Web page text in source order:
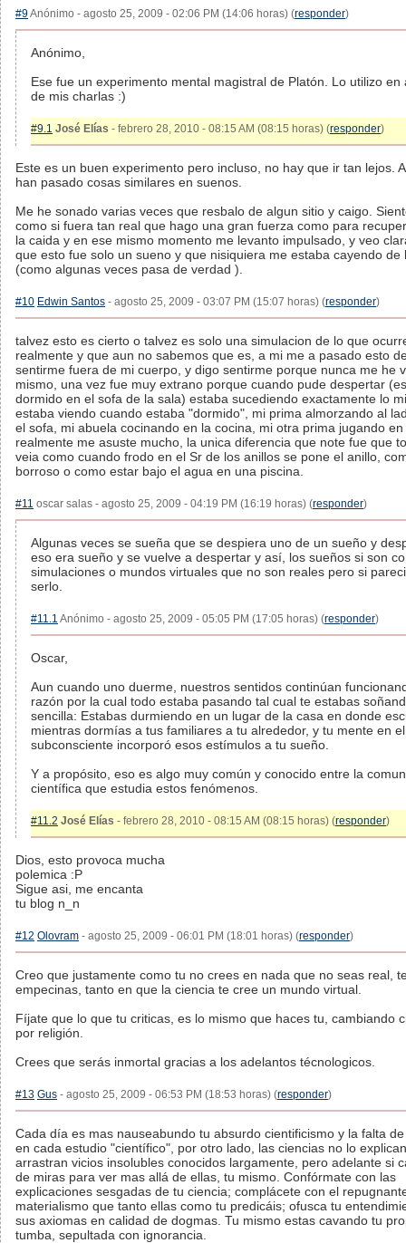
#9Anónimo - agosto 25, 2009 - 02:06 PM (14:06 horas) (responder)
Anónimo,
Ese fue un experimento mental magistral de Platón. Lo utilizo en
de mis charlas :)
#9.1 José Elías - febrero 28, 2010 - 08:15 AM (08:15 horas) (responder)
Este es un buen experimento pero incluso, no hay que ir tan lejos.
han pasado cosas similares en suenos.
Me he sonado varias veces que resbalo de algun sitio y caigo.
como si fuera tan real que hago una gran fuerza como para
la caida y en ese mismo momento me levanto impulsado, y veo
que esto fue solo un sueno y que nisiquiera me estaba cayendo de
(como algunas veces pasa de verdad ).
#10 Edwin Santos - agosto 25, 2009 - 03:07 PM (15:07 horas) (responder)
talvez esto es cierto o talvez es solo una simulacion de lo que
realmente y que aun no sabemos que es, a mi me a pasado esto
sentirme fuera de mi cuerpo, y digo sentirme porque nunca me he
mismo, una vez fue muy extrano porque cuando pude despertar
dormido en el sofa de la sala) estaba sucediendo exactamente lo
estaba viendo cuando estaba "dormido", mi prima almorzando al
el sofa, mi abuela cocinando en la cocina, mi otra prima jugando en
realmente me asuste mucho, la unica diferencia que note fue que
veia como cuando frodo en el Sr de los anillos se pone el anillo,
borroso o como estar bajo el agua en una piscina.
#11 oscar salas - agosto 25, 2009 - 04:19 PM (16:19 horas) (responder)
Algunas veces se sueña que se despiera uno de un sueño y
eso era sueño y se vuelve a despertar y así, los sueños si son
simulaciones o mundos virtuales que no son reales pero si
serlo.
#11.1 Anónimo - agosto 25, 2009 - 05:05 PM (17:05 horas) (responder)
Oscar,
Aun cuando uno duerme, nuestros sentidos continúan
razón por la cual todo estaba pasando tal cual te estabas
sencilla: Estabas durmiendo en un lugar de la casa en donde
mientras dormías a tus familiares a tu alrededor, y tu mente en el
subconsciente incorporó esos estímulos a tu sueño.
Y a propósito, eso es algo muy común y conocido entre la
científica que estudia estos fenómenos.
#11.2 José Elías - febrero 28, 2010 - 08:15 AM (08:15 horas) (responder)
Dios, esto provoca mucha
polemica :P
Sigue asi, me encanta
tu blog n_n
#12 Olovram - agosto 25, 2009 - 06:01 PM (18:01 horas) (responder)
Creo que justamente como tu no crees en nada que no seas real,
empecinas, tanto en que la ciencia te cree un mundo virtual.
Fíjate que lo que tu criticas, es lo mismo que haces tu, cambiando
por religión.
Crees que serás inmortal gracias a los adelantos técnologicos.
#13 Gus - agosto 25, 2009 - 06:53 PM (18:53 horas) (responder)
Cada día es mas nauseabundo tu absurdo cientificismo y la falta
en cada estudio "científico", por otro lado, las ciencias no lo
arrastran vicios insolubles conocidos largamente, pero adelante si
de miras para ver mas allá de ellas, tu mismo. Confórmate con las
explicaciones sesgadas de tu ciencia; complácete con el
materialismo que tanto ellas como tu predicáis; ofusca tu
sus axiomas en calidad de dogmas. Tu mismo estas cavando tu
tumba, sepultada con ignorancia.